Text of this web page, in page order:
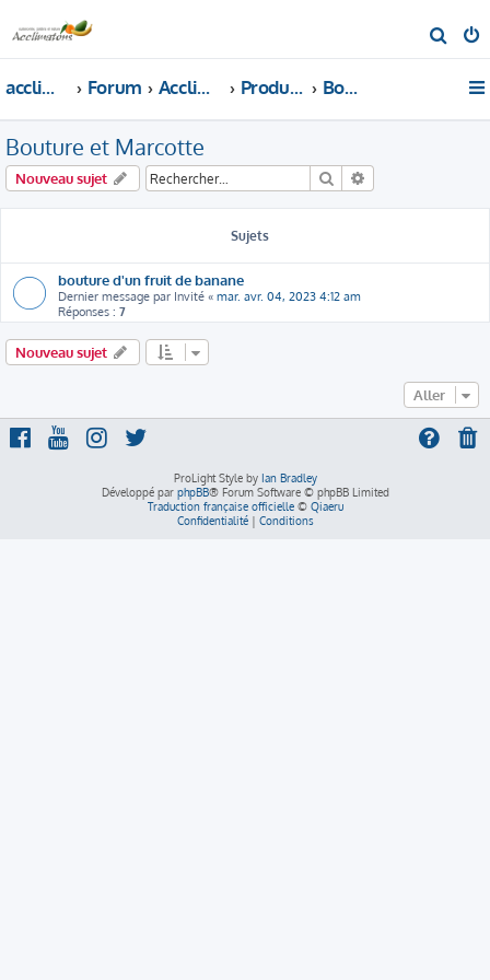
e
acclimatons.com Forum Acclimatons les fruitiers ! Production de végétaux Bouture et Marcotte
Bouture et Marcotte
Nouveau sujet Rechercher
Sujets
bouture d'un fruit de banane
Dernier message par Invité « mar. avr. 04, 2023 4:12 am
Réponses : 7
Nouveau sujet
Aller
ProLight Style by Ian Bradley
Développé par phpBB® Forum Software © phpBB Limited
Traduction française officielle© Qiaeru
Confidentialité| Conditions